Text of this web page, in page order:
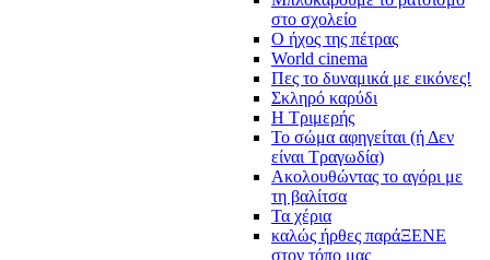
στο σχολείο
Ο ήχος της πέτρας
World cinema
Πες το δυναμικά με εικόνες!
Σκληρό καρύδι
Η Τριμερής
Το σώμα αφηγείται (ή Δεν
είναι Τραγωδία)
Ακολουθώντας το αγόρι με
τη βαλίτσα
Τα χέρια
καλώς ήρθες παράΞΕΝΕ
στον τόπο μας